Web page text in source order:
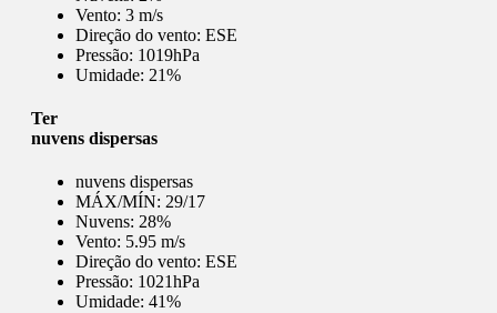
Vento: 3 m/s
Direção do vento: ESE
Pressão: 1019hPa
Umidade: 21%
Ter
nuvens dispersas
nuvens dispersas
MÁX/MÍN: 29/17
Nuvens: 28%
Vento: 5.95 m/s
Direção do vento: ESE
Pressão: 1021hPa
Umidade: 41%